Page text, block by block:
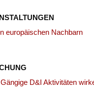
europäischen Nachbarn
D&I Aktivitäten